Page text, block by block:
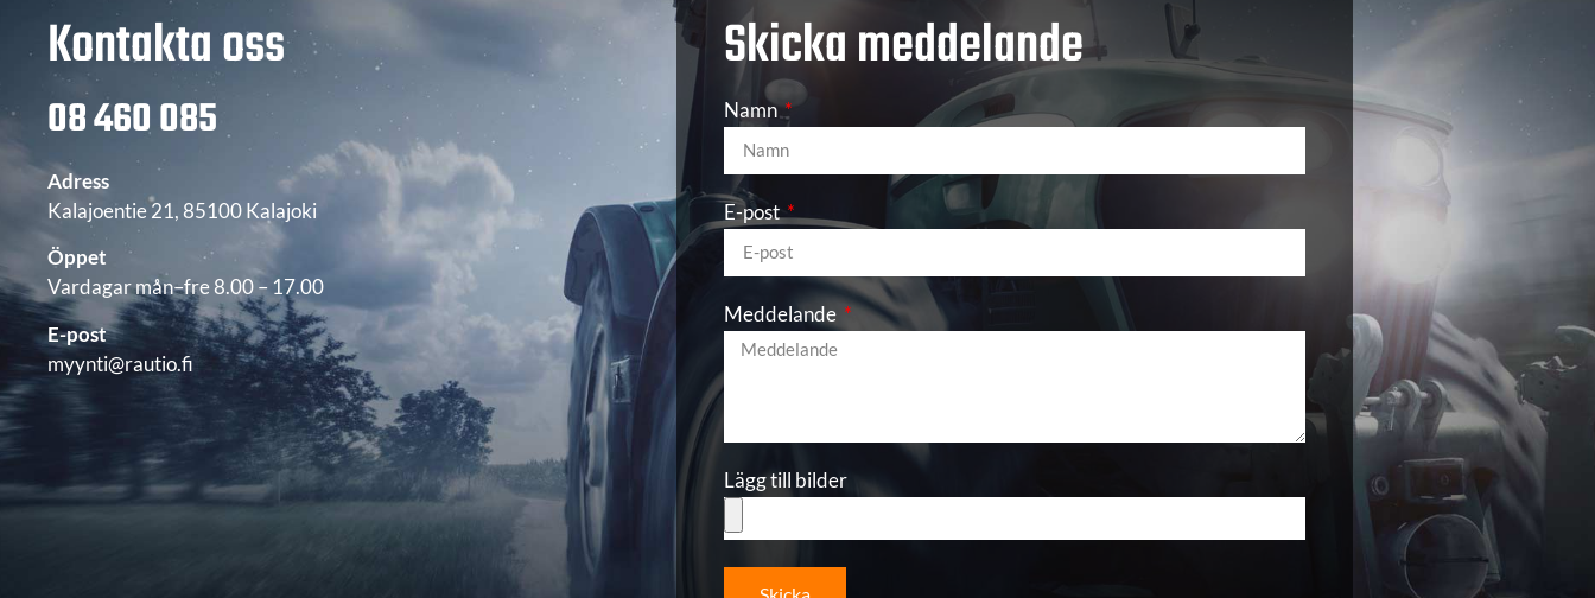
Kontakta oss
08 460 085
Adress
Kalajoentie 21, 85100 Kalajoki
Öppet
Vardagar mån–fre 8.00 – 17.00
E-post
myynti@rautio.fi
Skicka meddelande
Namn
E-post
Meddelande
Lägg till bilder